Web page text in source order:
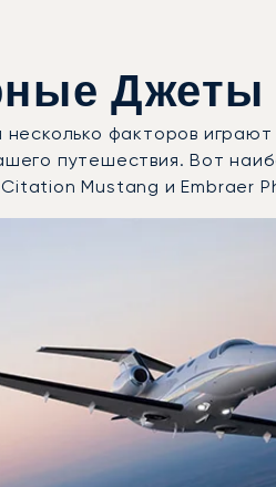
Джеты
факторов
путешествия. Вот
Mustang и Embraer
модели воздушных судов